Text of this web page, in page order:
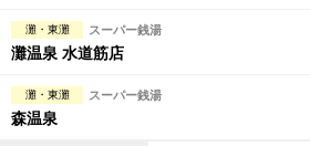
灘・東灘 スーパー銭湯
灘温泉 水道筋店
灘・東灘 スーパー銭湯
森温泉